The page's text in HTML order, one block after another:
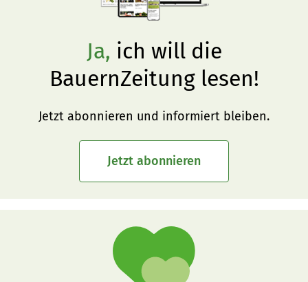
Ja, ich will die
BauernZeitung lesen!
Jetzt abonnieren und informiert bleiben.
Jetzt abonnieren